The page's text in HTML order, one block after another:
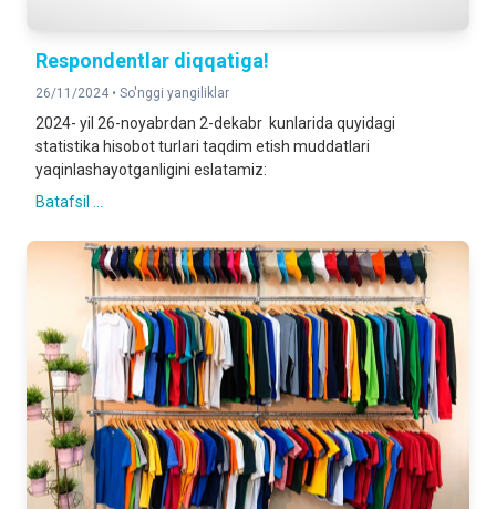
Respondentlar diqqatiga!
26/11/2024 • So'nggi yangiliklar
2024- yil 26-noyabrdan 2-dekabr kunlarida quyidagi
statistika hisobot turlari taqdim etish muddatlari
yaqinlashayotganligini eslatamiz:
Batafsil ...